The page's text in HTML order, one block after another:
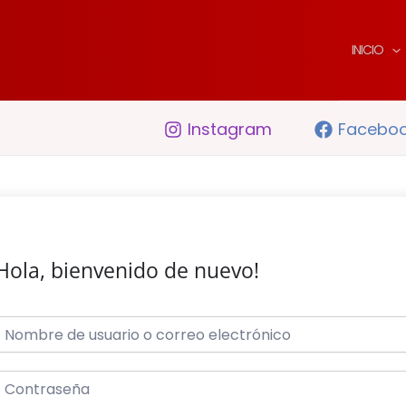
INICIO
Instagram
bienvenido de nuevo!